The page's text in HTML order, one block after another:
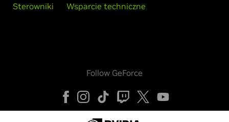
Sterowniki Wsparcie techniczne
Follow GeForce